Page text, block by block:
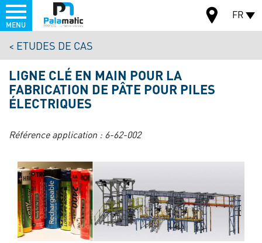
au
contenu
principal
Menu
CARTE
FR
MENU
ETUDES DE CAS
LIGNE CLÉ EN MAIN POUR LA
FABRICATION DE PÂTE POUR PILES
ÉLECTRIQUES
Référence application : 6-62-002